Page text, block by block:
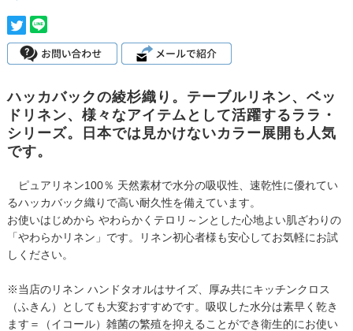
ハッカバックの綾杉織り。テーブルリネン、ベッ
ドリネン、様々なアイテムとして活躍するララ・
シリーズ。日本では見かけないカラー展開も人気
です。
ピュアリネン100％ 天然素材で水分の吸収性、速乾性に優れてい
るハッカバック織りで高い耐久性を備えています。
お使いはじめから やわらかくテロリ～ンとした心地よい肌ざわりの
「やわらかリネン」です。リネン初心者様も安心してお気軽にお試
しください。
※当店のリネン ハンドタオルはサイズ、厚み共にキッチンクロス
（ふきん）としても大変おすすめです。吸収した水分は素早く乾き
ます＝（イコール）雑菌の繁殖を抑えることができ衛生的にお使い